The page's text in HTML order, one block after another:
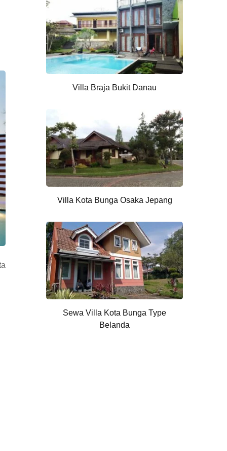
Villa Braja Bukit Danau
Villa Kota Bunga Osaka Jepang
Sewa Villa Kota Bunga Type
Belanda